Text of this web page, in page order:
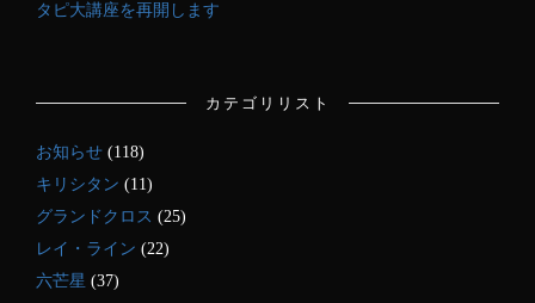
タピ大講座を再開します
カテゴリリスト
お知らせ (118)
キリシタン (11)
グランドクロス (25)
レイ・ライン (22)
六芒星 (37)